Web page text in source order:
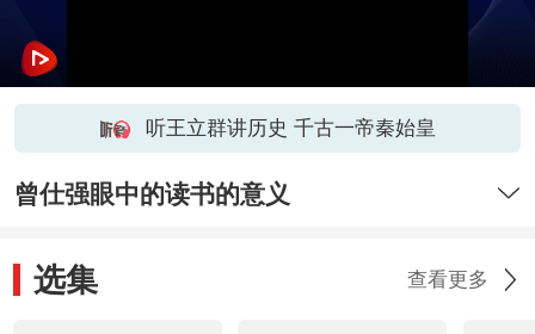
听王立群讲历史 千古一帝秦始皇
曾仕强眼中的读书的意义
选集 查看更多